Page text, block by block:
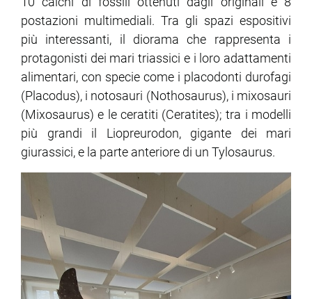
postazioni multimediali. Tra gli spazi espositivi
più interessanti, il diorama che rappresenta i
protagonisti dei mari triassici e i loro adattamenti
alimentari, con specie come i placodonti durofagi
(Placodus), i notosauri (Nothosaurus), i mixosauri
(Mixosaurus) e le ceratiti (Ceratites); tra i modelli
più grandi il Liopreurodon, gigante dei mari
giurassici, e la parte anteriore di un Tylosaurus.